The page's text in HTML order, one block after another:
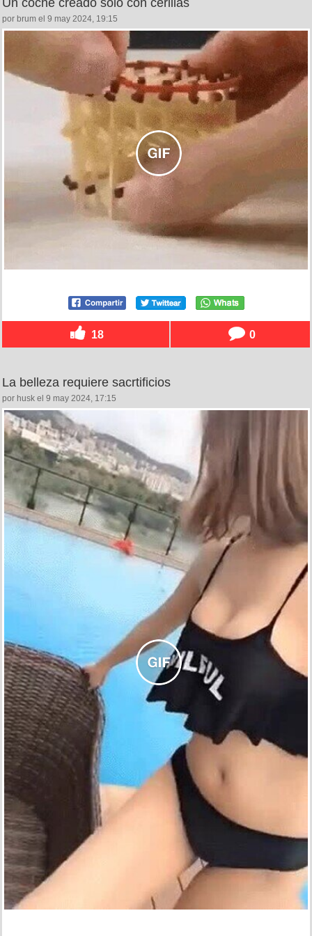
Un coche creado solo con cerillas
por brum el 9 may 2024, 19:15
18 0
La belleza requiere sacrtificios
por husk el 9 may 2024, 17:15